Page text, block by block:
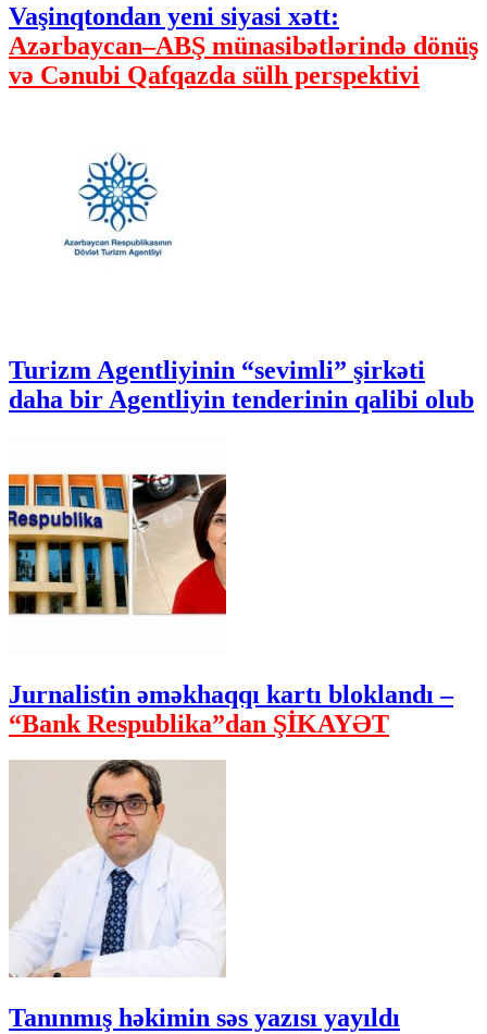
Vaşinqtondan yeni siyasi xətt:
Azərbaycan–ABŞ münasibətlərində dönüş
və Cənubi Qafqazda sülh perspektivi
Turizm Agentliyinin “sevimli” şirkəti
daha bir Agentliyin tenderinin qalibi olub
Jurnalistin əməkhaqqı kartı bloklandı –
“Bank Respublika”dan ŞİKAYƏT
Tanınmış həkimin səs yazısı yayıldı